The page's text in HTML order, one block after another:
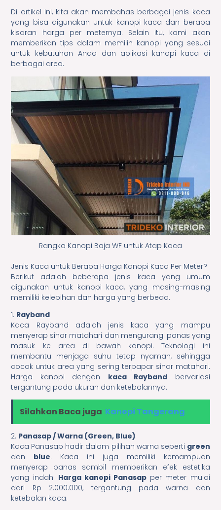
Di artikel ini, kita akan membahas berbagai jenis kaca
yang bisa digunakan untuk kanopi kaca dan berapa
kisaran harga per meternya. Selain itu, kami akan
memberikan tips dalam memilih kanopi yang sesuai
untuk kebutuhan Anda dan aplikasi kanopi kaca di
berbagai area.
Rangka Kanopi Baja WF untuk Atap Kaca
Jenis Kaca untuk Berapa Harga Kanopi Kaca Per Meter?
Berikut adalah beberapa jenis kaca yang umum
digunakan untuk kanopi kaca, yang masing-masing
memiliki kelebihan dan harga yang berbeda.
1. Rayband
Kaca Rayband adalah jenis kaca yang mampu
menyerap sinar matahari dan mengurangi panas yang
masuk ke area di bawah kanopi. Teknologi ini
membantu menjaga suhu tetap nyaman, sehingga
cocok untuk area yang sering terpapar sinar matahari.
Harga kanopi dengan kaca Rayband bervariasi
tergantung pada ukuran dan ketebalannya.
Silahkan Baca juga Kanopi Tangerang
2. Panasap / Warna (Green, Blue)
Kaca Panasap hadir dalam pilihan warna seperti green
dan blue. Kaca ini juga memiliki kemampuan
menyerap panas sambil memberikan efek estetika
yang indah. Harga kanopi Panasap per meter mulai
dari Rp 2.000.000, tergantung pada warna dan
ketebalan kaca.